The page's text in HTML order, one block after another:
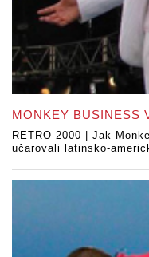
MONKEY BUSINESS
RETRO 2000 | Jak
učarovali latinsko-